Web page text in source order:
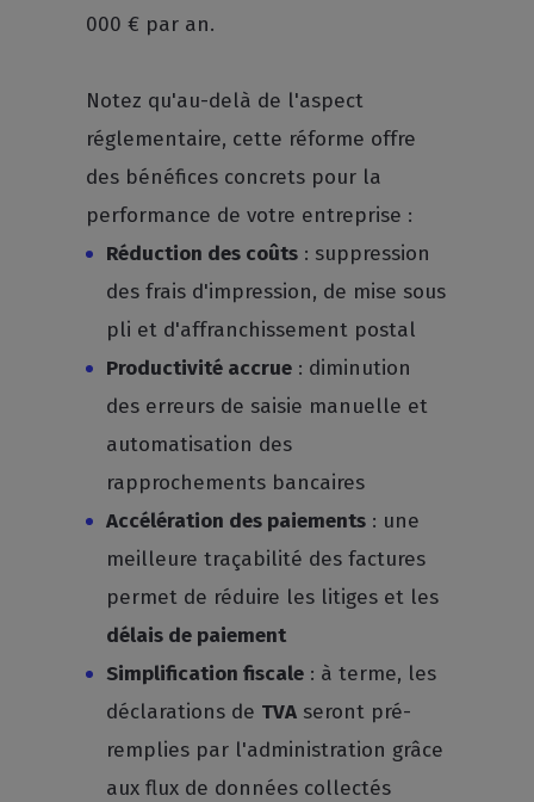
000 € par an.
Notez qu'au-delà de l'aspect
réglementaire, cette réforme offre
des bénéfices concrets pour la
performance de votre entreprise :
Réduction des coûts : suppression
des frais d'impression, de mise sous
pli et d'affranchissement postal
Productivité accrue : diminution
des erreurs de saisie manuelle et
automatisation des
rapprochements bancaires
Accélération des paiements : une
meilleure traçabilité des factures
permet de réduire les litiges et les
délais de paiement
Simplification fiscale : à terme, les
déclarations de TVA seront pré-
remplies par l'administration grâce
aux flux de données collectés